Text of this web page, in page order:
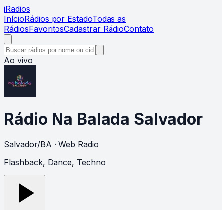
iRadios
InícioRádios por EstadoTodas as
RádiosFavoritosCadastrar RádioContato
Ao vivo
Rádio Na Balada Salvador
Salvador/BA · Web Radio
Flashback, Dance, Techno